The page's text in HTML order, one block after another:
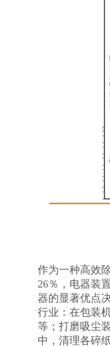
作为一种高效
26％，电器装
器的显著优点
行业：在包装
等；打磨吸尘
中，清理各碎